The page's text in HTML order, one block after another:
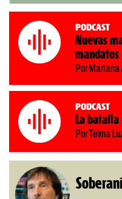
Podcast
Nuevas
mandatos
Por Mariana
Podcast
La batalla
Por Telma